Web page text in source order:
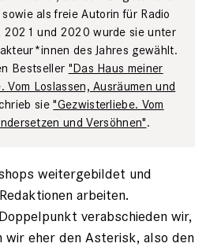
als freie Autorin für Radio
2021 und 2020 wurde sie unter
des Jahres gewählt.
Bestseller "Das Haus meiner
Vom Loslassen, Ausräumen und
sie"Gezwisterliebe. Vom
und Versöhnen".
weiter­gebildet und
arbeiten.
verabschieden wir,
wir eher den ­Asterisk, also den